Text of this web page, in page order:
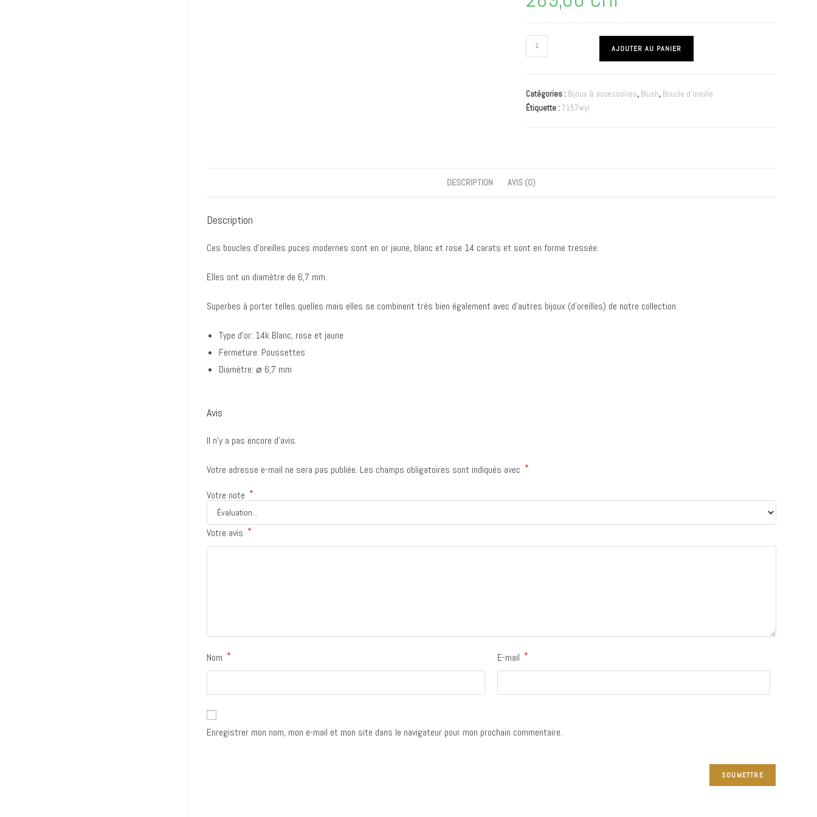
AJOUTER AU PANIER
Catégories : Bijoux & accessoires, Blush, Boucle d'oreille
Étiquette : 7157wyr
DESCRIPTION AVIS (0)
Description
Ces boucles d’oreilles puces modernes sont en or jaune, blanc et rose 14 carats et sont en forme tressée.
Elles ont un diamètre de 6,7 mm.
Superbes à porter telles quelles mais elles se combinent très bien également avec d’autres bijoux (d’oreilles) de notre collection.
Type d’or: 14k Blanc, rose et jaune
Fermeture: Poussettes
Diamètre: ⌀ 6,7 mm
Avis
Il n’y a pas encore d’avis.
Votre adresse e-mail ne sera pas publiée. Les champs obligatoires sont indiqués avec *
Votre note *
Votre avis *
Nom * E-mail *
Enregistrer mon nom, mon e-mail et mon site dans le navigateur pour mon prochain commentaire.